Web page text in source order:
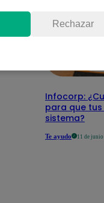
Infocorp:
para que tus
sistema?
Te ayudo 11 de junio
Rechazar